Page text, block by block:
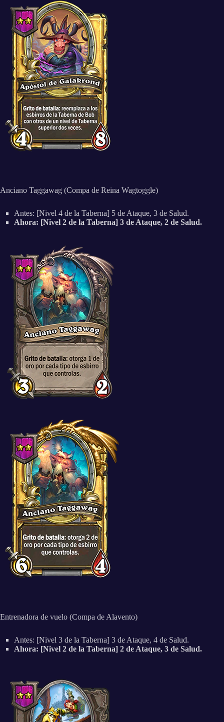
Anciano Taggawag (Compa de Reina Wagtoggle)
Antes: [Nivel 4 de la Taberna] 5 de Ataque, 3 de Salud.
Ahora: [Nivel 2 de la Taberna] 3 de Ataque, 2 de Salud.
Entrenadora de vuelo (Compa de Alavento)
Antes: [Nivel 3 de la Taberna] 3 de Ataque, 4 de Salud.
Ahora: [Nivel 2 de la Taberna] 2 de Ataque, 3 de Salud.